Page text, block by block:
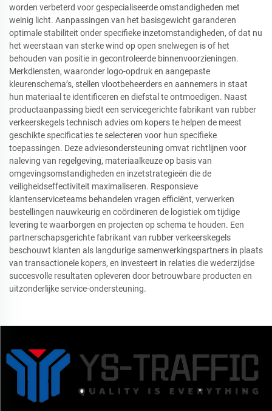
worden verbeterd voor gespecialiseerde omstandigheden met
weinig licht. Aanpassingen van het basisgewicht garanderen
optimale stabiliteit onder specifieke inzetomstandigheden, of dat nu
het weerstaan van sterke wind op open snelwegen is of het
behouden van positie in gecontroleerde binnenvoorzieningen.
Merkdiensten, waaronder logo-opdruk en aangepaste
kleurenschema’s, stellen vlootbeheerders en aannemers in staat
hun materiaal te identificeren en diefstal te ontmoedigen. Naast
productaanpassing biedt een servicegerichte fabrikant van rubber
verkeerskegels technisch advies om kopers te helpen de meest
geschikte specificaties te selecteren voor hun specifieke
toepassingen. Deze adviesondersteuning omvat richtlijnen voor
naleving van regelgeving, materiaalkeuze op basis van
omgevingsomstandigheden en inzetstrategieën die de
veiligheidseffectiviteit maximaliseren. Responsieve
klantenserviceteams behandelen vragen efficiënt, verwerken
bestellingen nauwkeurig en coördineren de logistiek om tijdige
levering te waarborgen en projecten op schema te houden. Een
partnerschapsgerichte fabrikant van rubber verkeerskegels
beschouwt klanten als langdurige samenwerkingspartners in plaats
van transactionele kopers, en investeert in relaties die wederzijdse
succesvolle resultaten opleveren door betrouwbare producten en
uitzonderlijke service-ondersteuning.